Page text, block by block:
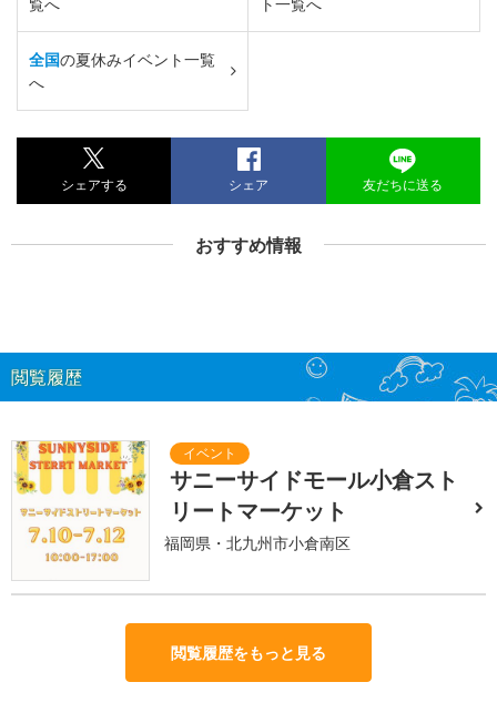
全国の夏休みイベント一覧
へ
シェアする シェア 友だちに送る
おすすめ情報
閲覧履歴
サニーサイドモール小倉スト
リートマーケット
福岡県・北九州市小倉南区
閲覧履歴をもっと見る